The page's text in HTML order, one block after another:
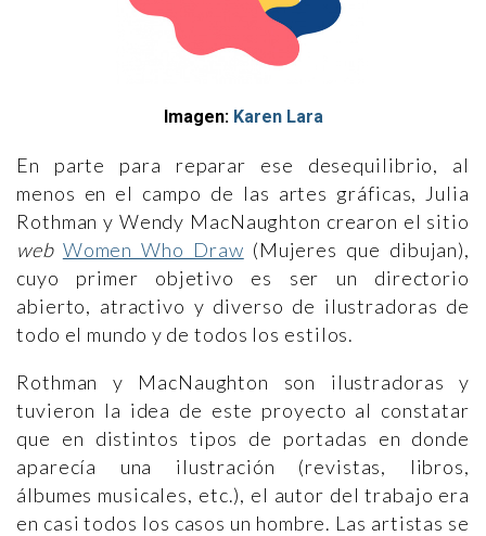
Imagen: Karen Lara
En parte para reparar ese desequilibrio, al
menos en el campo de las artes gráficas, Julia
Rothman y Wendy MacNaughton crearon el sitio
web Women Who Draw (Mujeres que dibujan),
cuyo primer objetivo es ser un directorio
abierto, atractivo y diverso de ilustradoras de
todo el mundo y de todos los estilos.
Rothman y MacNaughton son ilustradoras y
tuvieron la idea de este proyecto al constatar
que en distintos tipos de portadas en donde
aparecía una ilustración (revistas, libros,
álbumes musicales, etc.), el autor del trabajo era
en casi todos los casos un hombre. Las artistas se